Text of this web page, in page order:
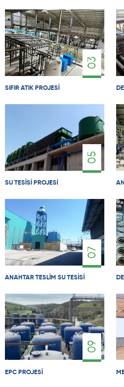
03
SIFIR ATIK PROJESI
05
SU TESISI PROJESI
07
ANAHTAR TESLIM SU TESISI
09
EPC PROJESI